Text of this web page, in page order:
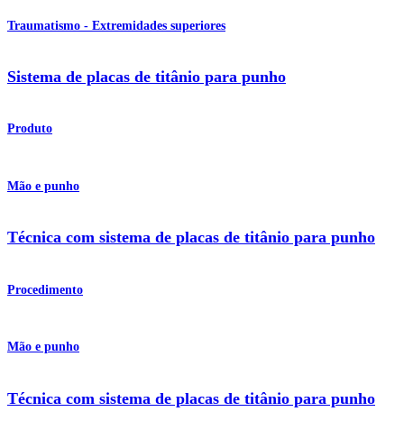
Traumatismo - Extremidades superiores
Sistema de placas de titânio para punho
Produto
Mão e punho
Técnica com sistema de placas de titânio para punho
Procedimento
Mão e punho
Técnica com sistema de placas de titânio para punho